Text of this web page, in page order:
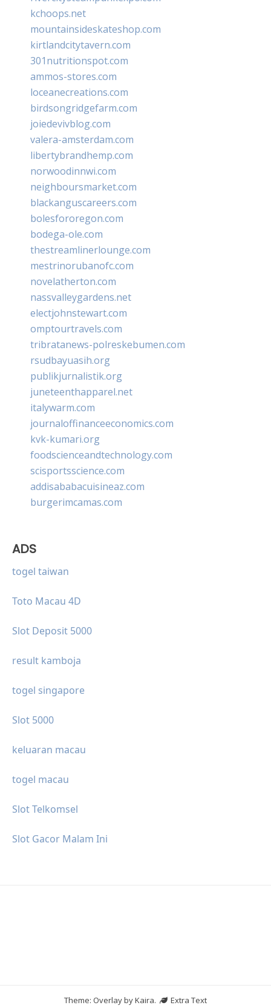
kchoops.net
mountainsideskateshop.com
kirtlandcitytavern.com
301nutritionspot.com
ammos-stores.com
loceanecreations.com
birdsongridgefarm.com
joiedevivblog.com
valera-amsterdam.com
libertybrandhemp.com
norwoodinnwi.com
neighboursmarket.com
blackanguscareers.com
bolesfororegon.com
bodega-ole.com
thestreamlinerlounge.com
mestrinorubanofc.com
novelatherton.com
nassvalleygardens.net
electjohnstewart.com
omptourtravels.com
tribratanews-polreskebumen.com
rsudbayuasih.org
publikjurnalistik.org
juneteenthapparel.net
italywarm.com
journaloffinanceeconomics.com
kvk-kumari.org
foodscienceandtechnology.com
scisportsscience.com
addisababacuisineaz.com
burgerimcamas.com
ADS
togel taiwan
Toto Macau 4D
Slot Deposit 5000
result kamboja
togel singapore
Slot 5000
keluaran macau
togel macau
Slot Telkomsel
Slot Gacor Malam Ini
Theme: Overlay byKaira.
Extra Text